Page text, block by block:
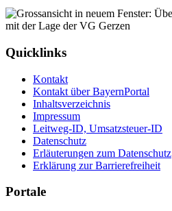
Quicklinks
Kontakt
Kontakt über BayernPortal
Inhaltsverzeichnis
Impressum
Leitweg-ID, Umsatzsteuer-ID
Datenschutz
Erläuterungen zum Datenschutz
Erklärung zur Barrierefreiheit
Portale